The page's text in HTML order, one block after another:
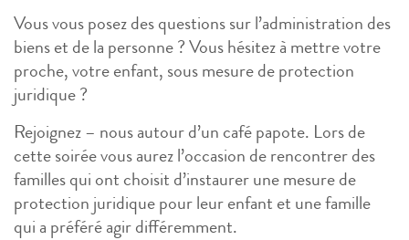
Vous vous posez des questions sur l’administration des
biens et de la personne ? Vous hésitez à mettre votre
proche, votre enfant, sous mesure de protection
juridique ?
Rejoignez – nous autour d’un café papote. Lors de
cette soirée vous aurez l’occasion de rencontrer des
familles qui ont choisit d’instaurer une mesure de
protection juridique pour leur enfant et une famille
qui a préféré agir différemment.